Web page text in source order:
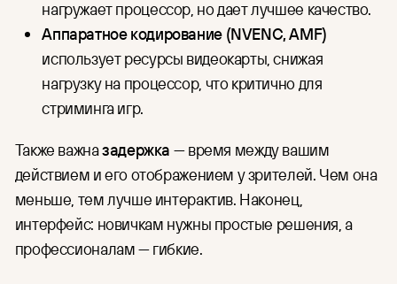
нагружает процессор, но дает лучшее качество.
Аппаратное кодирование (NVENC, AMF)
использует ресурсы видеокарты, снижая
нагрузку на процессор, что критично для
стриминга игр.
Также важназадержка — время между вашим
действием и его отображением у зрителей. Чем она
меньше, тем лучше интерактив. Наконец,
интерфейс: новичкам нужны простые решения, а
профессионалам — гибкие.